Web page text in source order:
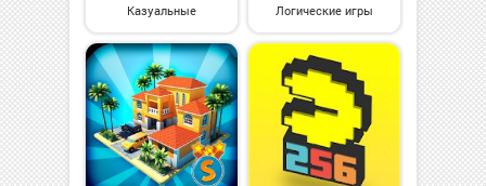
Казуальные Логические игры